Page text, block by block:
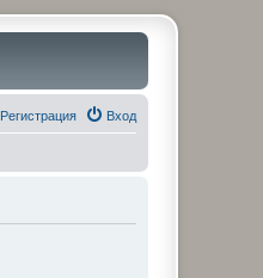
Вход
Регистрация